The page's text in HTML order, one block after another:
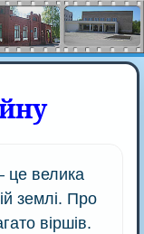
це велика
землі. Про
віршів.